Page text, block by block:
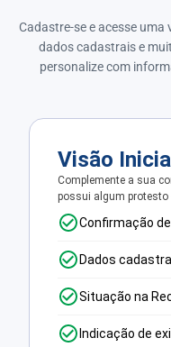
Cadastre-se e acesse
dados cadastrais e
personalize com
Visão Inicial
Complemente a sua
possui algum protesto
Confirmação
Dados
Situação na
Indicação de